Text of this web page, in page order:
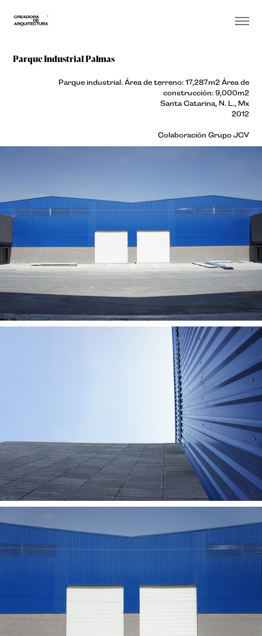
Parque Industrial Palmas
Parque industrial. Área de terreno: 17,287m2 Área de
construcción: 9,000m2
Santa Catarina, N. L., Mx
2012
Colaboración Grupo JCV